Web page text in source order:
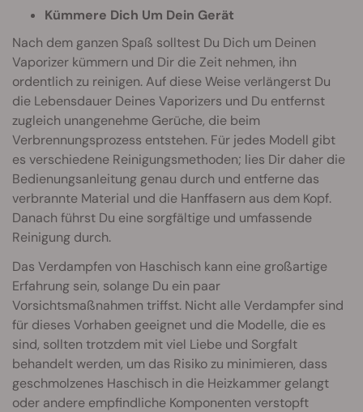
Kümmere Dich Um Dein Gerät
Nach dem ganzen Spaß solltest Du Dich um Deinen
Vaporizer kümmern und Dir die Zeit nehmen, ihn
ordentlich zu reinigen. Auf diese Weise verlängerst Du
die Lebensdauer Deines Vaporizers und Du entfernst
zugleich unangenehme Gerüche, die beim
Verbrennungsprozess entstehen. Für jedes Modell gibt
es verschiedene Reinigungsmethoden; lies Dir daher die
Bedienungsanleitung genau durch und entferne das
verbrannte Material und die Hanffasern aus dem Kopf.
Danach führst Du eine sorgfältige und umfassende
Reinigung durch.
Das Verdampfen von Haschisch kann eine großartige
Erfahrung sein, solange Du ein paar
Vorsichtsmaßnahmen triffst. Nicht alle Verdampfer sind
für dieses Vorhaben geeignet und die Modelle, die es
sind, sollten trotzdem mit viel Liebe und Sorgfalt
behandelt werden, um das Risiko zu minimieren, dass
geschmolzenes Haschisch in die Heizkammer gelangt
oder andere empfindliche Komponenten verstopft